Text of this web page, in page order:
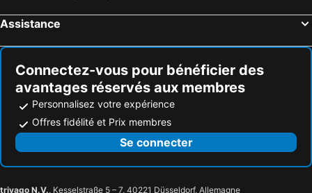
Assistance
Connectez-vous pour bénéficier des
avantages réservés aux membres
Personnalisez votre expérience
Offres fidélité et Prix membres
Se connecter
trivago N.V., Kesselstraße 5 – 7, 40221 Düsseldorf, Allemagne